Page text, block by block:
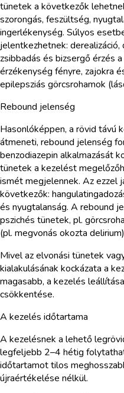
tünetek a következők
szorongás, feszültség,
ingerlékenység. Súlyos
jelentkezhetnek: derealizáció,
zsibbadás és bizsergő érzés
érzékenység fényre, zajokra
epilepsziás görcsrohamok
Rebound jelenség
Hasonlóképpen, a rövid távú
átmeneti, rebound jelenség
benzodiazepin alkalmazását
tünetek a kezelést
ismét megjelennek. Az ezzel
következők:
és nyugtalanság. A rebound
pszichés tünetek, pl.
(pl. megvonás okozta
Mivel az elvonási tünetek
kialakulásának kockázata a
magasabb, a kezelés
csökkentése.
A kezelés időtartama
A kezelésnek a lehető
legfeljebb 2–4 hétig
időtartamot tilos
újraértékelése nélkül.